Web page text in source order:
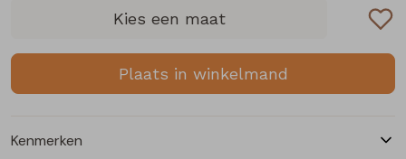
Bermuda's
Kies een maat
Plaats in winkelmand
Kenmerken